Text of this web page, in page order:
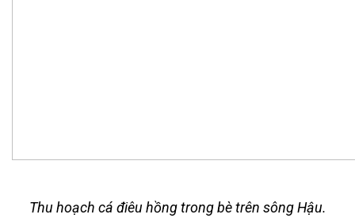
Thu hoạch cá điêu hồng trong bè trên sông Hậu.